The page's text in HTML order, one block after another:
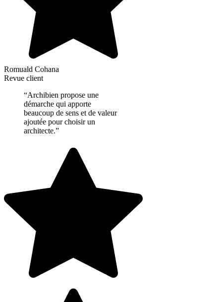
Romuald Cohana
Revue client
“Archibien propose une
démarche qui apporte
beaucoup de sens et de valeur
ajoutée pour choisir un
architecte.”